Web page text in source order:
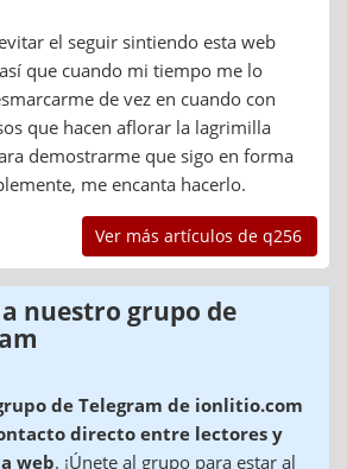
el seguir sintiendo esta web
que cuando mi tiempo me lo
de vez en cuando con
que hacen aflorar la lagrimilla
demostrarme que sigo en forma
me encanta hacerlo.
Ver más artículos de q256
nuestro grupo de
de Telegram de ionlitio.com
directo entre lectores y
web. ¡Únete al grupo para estar al